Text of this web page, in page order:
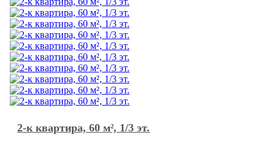
2-к квартира, 60 м², 1/3 эт.